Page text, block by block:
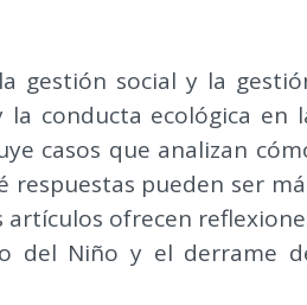
gestión social y la
conducta ecológica en
casos que analizan
respuestas pueden ser
artículos ofrecen
del Niño y el derrame